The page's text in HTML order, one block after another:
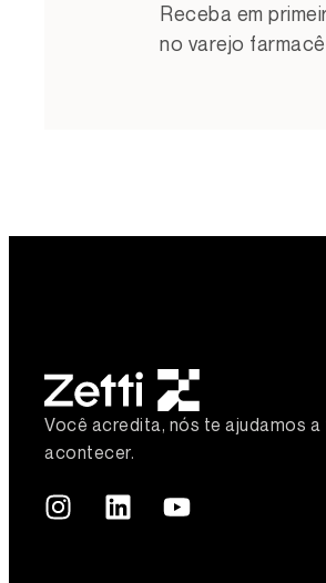
Receba em
no varejo
Você acredita, nós te ajudamos a
acontecer.